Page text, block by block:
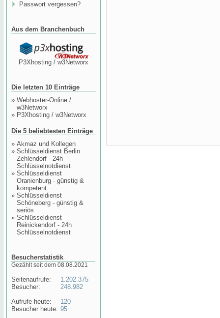
Passwort vergessen?
Aus dem Branchenbuch
P3Xhosting / w3Networx
Die letzten 10 Einträge
» Webhoster-Online /
w3Networx
» P3Xhosting / w3Networx
Die 5 beliebtesten Einträge
» Akmaz und Kollegen
» Schlüsseldienst Berlin
Zehlendorf - 24h
Schlüsselnotdienst
» Schlüsseldienst
Oranienburg - günstig &
kompetent
» Schlüsseldienst
Schöneberg - günstig &
seriös
» Schlüsseldienst
Reinickendorf - 24h
Schlüsselnotdienst
Besucherstatistik
Gezählt seit dem 08.08.2021
Seitenaufrufe:
Besucher:
Aufrufe heute:
Besucher heute:
1.202.375
248.982
120
95